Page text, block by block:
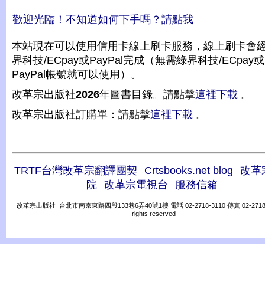
歡迎光臨！不知道如何下手嗎？請點我
本站現在可以使用信用卡線上刷卡服務，線上刷卡會
界科技/ECpay或PayPal完成（無需綠界科技/ECpay或
PayPal帳號就可以使用）。
改革宗出版社2026年圖書目錄。請點擊這裡下載 。
改革宗出版社訂購單：請點擊這裡下載 。
TRTF台灣改革宗翻譯團契 Crtsbooks.net blog
改革
院
改革宗電視台 服務信箱
改革宗出版社 台北市南京東路四段133巷6弄40號1樓 電話 02-2718-3110 傳真 02-
rights reserved